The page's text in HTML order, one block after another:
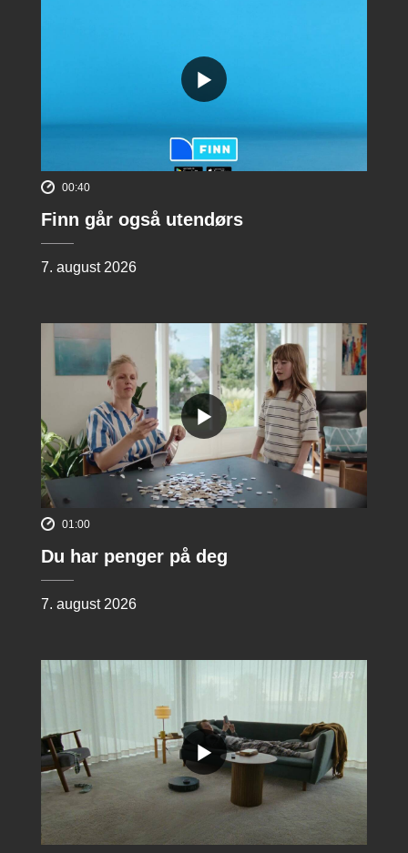
00:40
Finn går også utendørs
7. august 2026
01:00
Du har penger på deg
7. august 2026